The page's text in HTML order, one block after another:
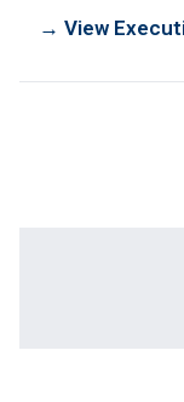
→ View